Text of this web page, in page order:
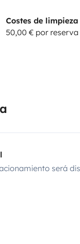
Costes de limpieza
50,00 € por reserva
será